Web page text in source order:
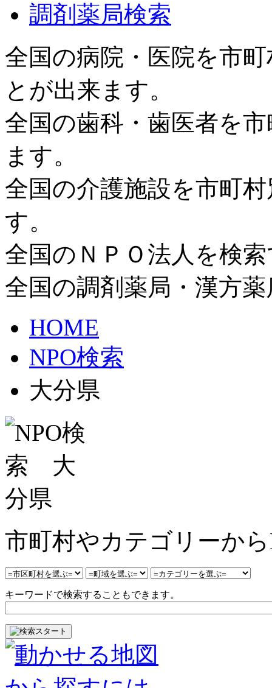
調剤薬局検索
全国の病院・医院を市
とが出来ます。
全国の歯科・歯医者を
ます。
全国の介護施設を市町
す。
全国のＮＰＯ法人を検
全国の調剤薬局・漢方
HOME
NPO検索
大分県
市町村やカテゴリーか
キーワードで検索することもできます。